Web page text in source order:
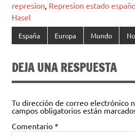
represion, Represion estado
Hasel
España Europa Mundo
DEJA UNA RESPUESTA
Tu dirección de correo electrónico
campos obligatorios están
Comentario *